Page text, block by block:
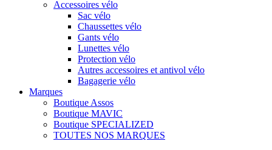
Accessoires vélo
Sac vélo
Chaussettes vélo
Gants vélo
Lunettes vélo
Protection vélo
Autres accessoires et antivol vélo
Bagagerie vélo
Marques
Boutique Assos
Boutique MAVIC
Boutique SPECIALIZED
TOUTES NOS MARQUES